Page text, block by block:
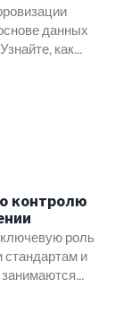
данных
как
контролю
роль
стандартам и